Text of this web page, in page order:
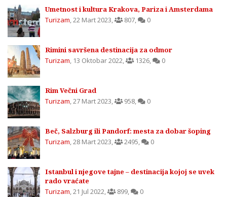
Umetnost i kultura Krakova, Pariza i Amsterdama
Turizam,22 Mart 2023, 807, 0
Rimini savršena destinacija za odmor
Turizam, 13 Oktobar 2022, 1326, 0
Rim Večni Grad
Turizam,27 Mart 2023, 958, 0
Beč, Salzburg ili Pandorf: mesta za dobar šoping
Turizam,28 Mart 2023, 2495, 0
Istanbul i njegove tajne – destinacija kojoj se uvek
rado vraćate
Turizam,21 Jul 2022, 899, 0